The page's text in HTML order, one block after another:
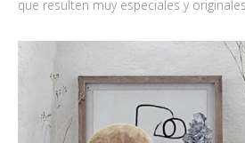
que resulten muy especiales y